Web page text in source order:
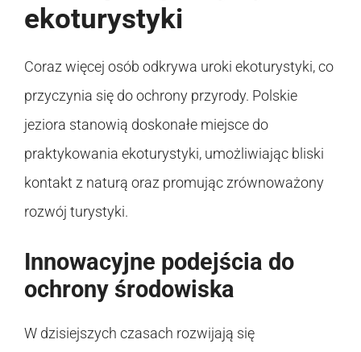
ekoturystyki
Coraz więcej osób odkrywa uroki ekoturystyki, co
przyczynia się do ochrony przyrody. Polskie
jeziora stanowią doskonałe miejsce do
praktykowania ekoturystyki, umożliwiając bliski
kontakt z naturą oraz promując zrównoważony
rozwój turystyki.
Innowacyjne podejścia do
ochrony środowiska
W dzisiejszych czasach rozwijają się